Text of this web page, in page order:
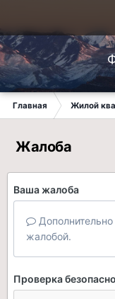
Главная Жилой
Жалоба
Ваша жалоба
жалобой.
Проверка